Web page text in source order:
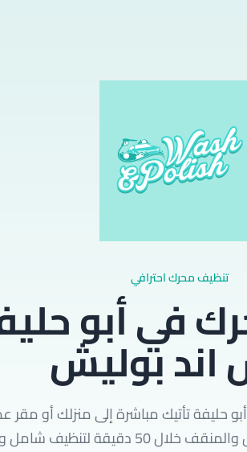
تنظيف محرك احترافي
في أبو
بوليش
حليفة تأتيك مباشرة إلى منزلك أو
لتنظيف شامل واحترافي.